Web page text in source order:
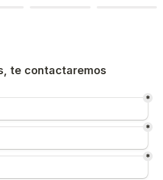
te contactaremos
*
*
*